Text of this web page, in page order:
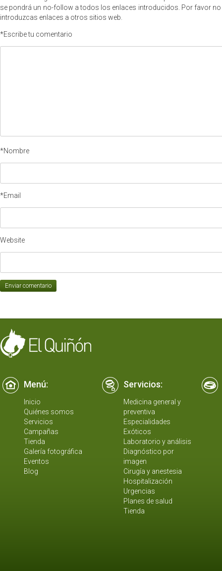
se pondrá un no-follow a todos los enlaces introducidos. Por favor
introduzcas enlaces a otros sitios web.
*Escribe tu comentario
*Nombre
*Email
Website
Menú: Servicios:
Inicio
Quiénes somos
Servicios
Campañas
Tienda
Galería fotográfica
Eventos
Blog
Medicina general y
preventiva
Especialidades
Exóticos
Laboratorio y análisis
Diagnóstico por
imagen
Cirugía y anestesia
Hospitalización
Urgencias
Planes de salud
Tienda